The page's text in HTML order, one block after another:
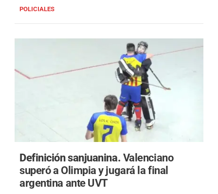
POLICIALES
Definición sanjuanina. Valenciano
superó a Olimpia y jugará la final
argentina ante UVT